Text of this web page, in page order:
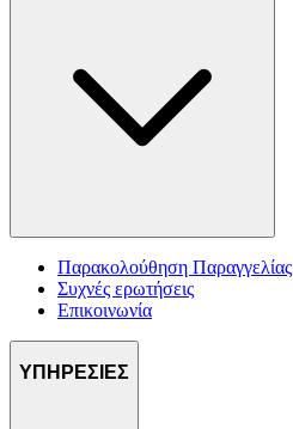
Παρακολούθηση Παραγγελίας
Συχνές ερωτήσεις
Επικοινωνία
ΥΠΗΡΕΣΙΕΣ